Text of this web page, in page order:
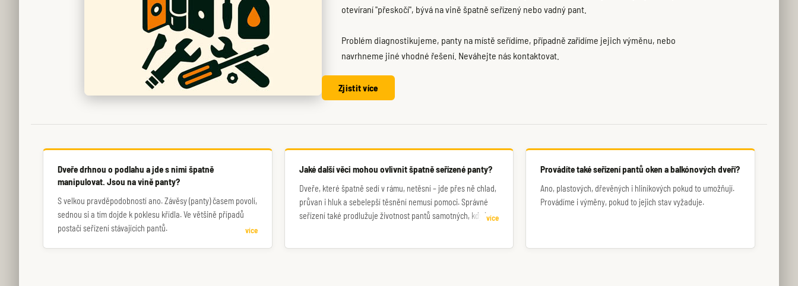
otevíraní "přeskočí", bývá na vině špatně seřízený nebo vadný pant.
Problém diagnostikujeme, panty na místě seřídíme, případně zařídíme jejich výměnu, nebo
navrhneme jiné vhodné řešení. Neváhejte nás kontaktovat.
Zjistit více
Dveře drhnou o podlahu a jde s nimi špatně
manipulovat. Jsou na vině panty?
S velkou pravděpodobností ano. Závěsy (panty) časem povolí,
sednou si a tím dojde k poklesu křídla. Ve většině případů
postačí seřízení stávajících pantů.
více
Jaké další věci mohou ovlivnit špatně seřízené panty?
Dveře, které špatně sedí v rámu, netěsní – jde přes ně chlad,
průvan i hluk a sebelepší těsnění nemusí pomoci. Správné
seřízení také prodlužuje životnost pantů samotných, kdy jevíce
Provádíte také seřízení pantů oken a balkónových dveří?
Ano, plastových, dřevěných i hliníkových pokud to umožňují.
Provádíme i výměny, pokud to jejich stav vyžaduje.